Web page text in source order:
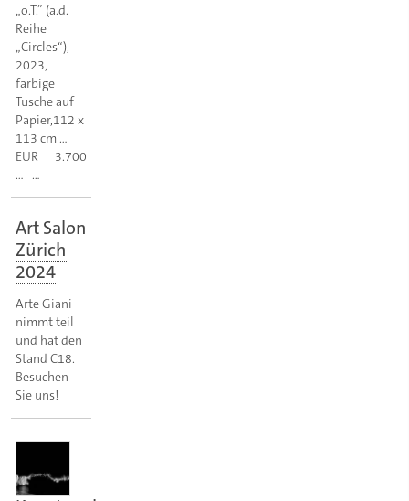
„o.T.” (a.d.
Reihe
„Circles“),
2023,
farbige
Tusche auf
Papier,112 x
113 cm …
EUR 3.700
… …
Art Salon
Zürich
2024
Arte Giani
nimmt teil
und hat den
Stand C18.
Besuchen
Sie uns!